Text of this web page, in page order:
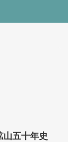
山五十年史